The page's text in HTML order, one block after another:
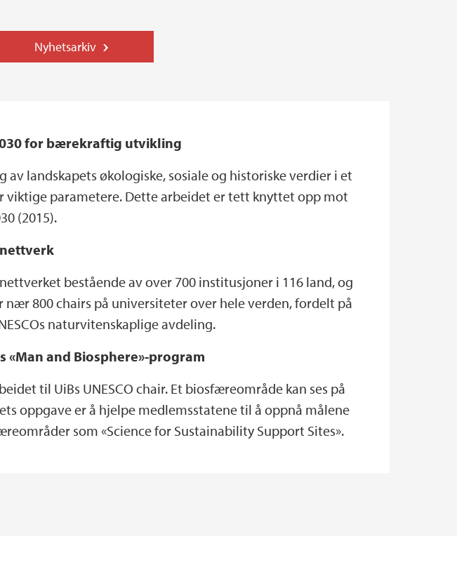
Nyhetsarkiv
for bærekraftig utvikling
landskapets økologiske, sosiale og historiske verdier i et
parametere. Dette arbeidet er tett knyttet opp mot
(2015).
bestående av over 700 institusjoner i 116 land, og
nær 800 chairs på universiteter over hele verden, fordelt på
naturvitenskaplige avdeling.
«Man and Biosphere»-program
til UiBs UNESCO chair. Et biosfæreområde kan ses på
oppgave er å hjelpe medlemsstatene til å oppnå målene
som «Science for Sustainability Support Sites».